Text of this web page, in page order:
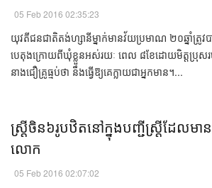
05 Feb 2016 02:35:23
យុវតី​​ជនជាតិ​តង់ហ្សានី​ម្នាក់​មាន​វ័យ​ប្រមាណ​ ២០​ឆ្នាំ​​ត្រូវ​
បេតុង​ក្រោយ​ពី​ឃុំ​ខ្លួន​​អស់​រយៈ ពេល​ ៨​ខែ​​ដោយ​​មិត្ត​​ប្រុស​រ
នាង​​ជឿ​គ្រូ​ធ្មប់​ថា​ នឹង​ធ្វើ​ឱ្យ​គេ​ក្លាយ​ជា​អ្នក​មាន។...
ស្រ្តីចិន៦រូប​ឋិតនៅ​ក្នុង​បញ្ជី​ស្ត្រី​ដែល​ម
លោក​
05 Feb 2016 02:07:02